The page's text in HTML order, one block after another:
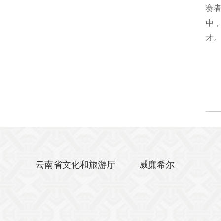
赛
中
才。
云南省文化和旅游厅 威廉希尔